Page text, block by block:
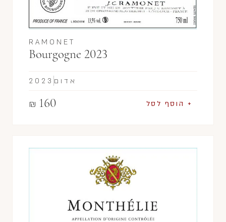
RAMONET
Bourgogne 2023
₪ 160 + הוסף לסל
2023 אדום